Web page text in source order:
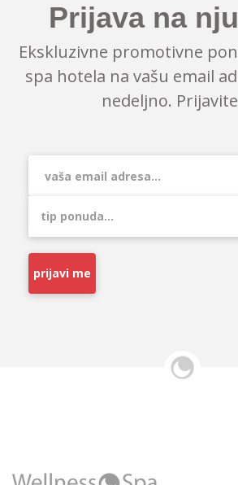
Prijava na
Ekskluzivne promotivne
spa hotela na vašu email
nedeljno.
prijavi me